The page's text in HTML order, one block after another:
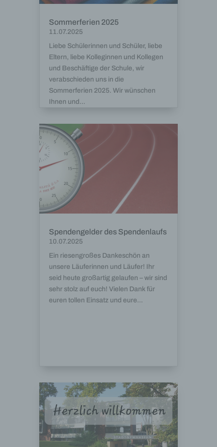
Sommerferien 2025
11.07.2025
Liebe Schülerinnen und Schüler, liebe
Eltern, liebe Kolleginnen und Kollegen
und Beschäftige der Schule, wir
verabschieden uns in die
Sommerferien 2025. Wir wünschen
Ihnen und...
Spendengelder des Spendenlaufs
10.07.2025
Ein riesengroßes Dankeschön an
unsere Läuferinnen und Läufer! Ihr
seid heute großartig gelaufen – wir sind
sehr stolz auf euch! Vielen Dank für
euren tollen Einsatz und eure...